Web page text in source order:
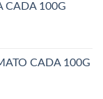
CADA 100G
CADA 100G